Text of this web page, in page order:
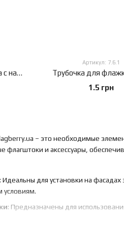
– это необходимые
флагштоки и аксессуары,
: Идеальны для установки на
условиям.
: Предназначены для
Палочка литая для флажка с навершием тризуб
Артикул: 7.6.1
Трубочка для
1.5 грн